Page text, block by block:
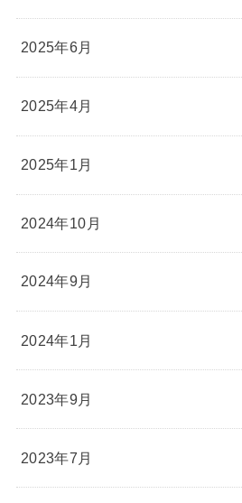
2025年6月
2025年4月
2025年1月
2024年10月
2024年9月
2024年1月
2023年9月
2023年7月